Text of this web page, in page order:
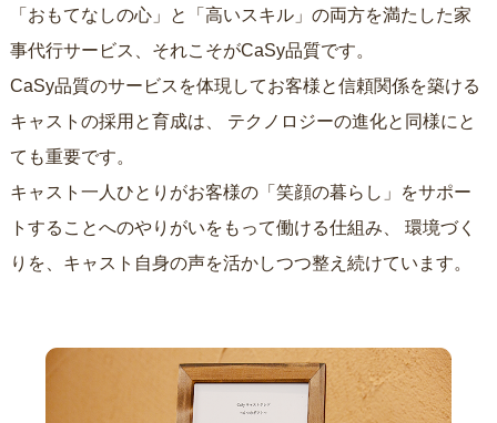
「おもてなしの心」と「高いスキル」の両方を満たした家
事代行サービス、それこそがCaSy品質です。
CaSy品質のサービスを体現してお客様と信頼関係を築ける
キャストの採用と育成は、
ても重要です。
キャスト一人ひとりがお客様の「笑顔の暮らし」をサポー
トすることへのやりがいをもって働ける仕組み、
りを、キャスト自身の声を活かしつつ整え続けています。